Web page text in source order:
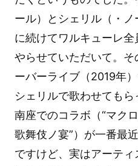
ール）とシェリル（・
に続けてワルキューレ
やらせていただいて。
ーバーライブ（2019年
シェリルで歌わせても
南座でのコラボ（“マク
歌舞伎ノ宴”）が一番最
ですけど、実はアーテ